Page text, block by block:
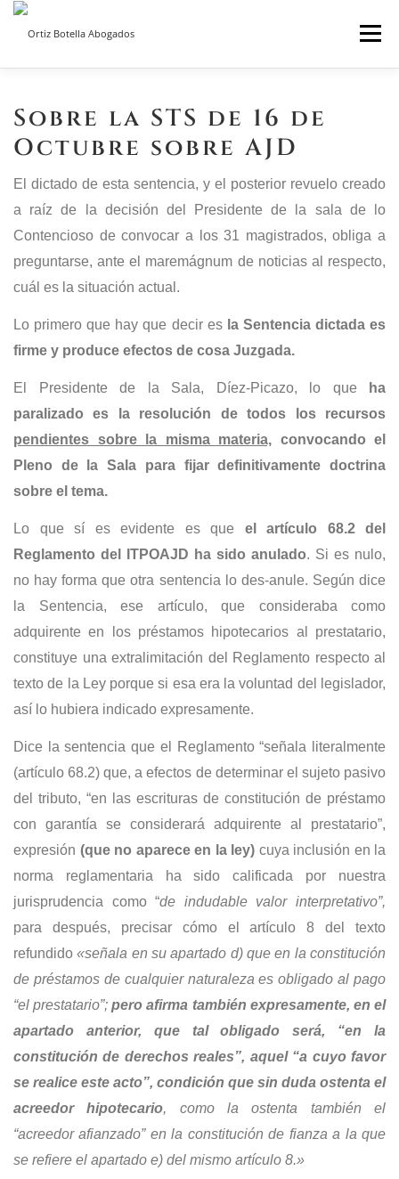
Saltar
Menú
Sobre la STS de 16 de
Octubre sobre AJD
El dictado de esta sentencia, y el posterior revuelo creado
a raíz de la decisión del Presidente de la sala de lo
Contencioso de convocar a los 31 magistrados, obliga a
preguntarse, ante el maremágnum de noticias al respecto,
cuál es la situación actual.
Lo primero que hay que decir es la Sentencia dictada es
firme y produce efectos de cosa Juzgada.
El Presidente de la Sala, Díez-Picazo, lo que
ha
paralizado es la resolución de todos los recursos
pendientes sobre la misma materia, convocando el
Pleno de la Sala para fijar definitivamente doctrina
sobre el tema.
Lo que sí es evidente es que el artículo 68.2 del
Reglamento del ITPOAJD ha sido anulado. Si es nulo,
no hay forma que otra sentencia lo des-anule. Según dice
la Sentencia, ese artículo, que consideraba como
adquirente en los préstamos hipotecarios al prestatario,
constituye una extralimitación del Reglamento respecto al
texto de la Ley porque si esa era la voluntad del legislador,
así lo hubiera indicado expresamente.
Dice la sentencia que el Reglamento “señala literalmente
(artículo 68.2) que, a efectos de determinar el sujeto pasivo
del tributo, “en las escrituras de constitución de préstamo
con garantía se considerará adquirente al prestatario”,
expresión (que no aparece en la ley) cuya inclusión en la
norma reglamentaria ha sido calificada por nuestra
jurisprudencia como “de indudable valor interpretativo”,
para después, precisar cómo el artículo 8 del texto
refundido«señala en su apartado d) que en la constitución
de préstamos de cualquier naturaleza es obligado al pago
“el prestatario”;pero afirma también expresamente, en el
apartado anterior, que tal obligado será, “en la
constitución de derechos reales”, aquel “a cuyo favor
se realice este acto”, condición que sin duda ostenta el
acreedor hipotecario, como la ostenta también el
“acreedor afianzado” en la constitución de fianza a la que
se refiere el apartado e) del mismo artículo 8.»